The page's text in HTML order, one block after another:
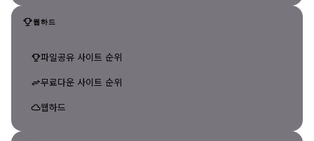
웹하드
파일공유 사이트 순위
무료다운 사이트 순위
웹하드